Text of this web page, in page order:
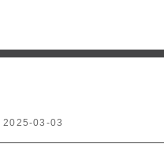
2025-03-03